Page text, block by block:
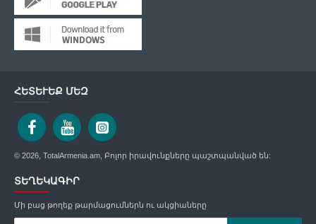
ՀԵՏԵՒԵՔ ՄԵԶ
© 2026, TotalArmenia.am, Բոլոր իրավունքները պաշտպանված են:
ՏԵՂԵԿԱԳԻՐ
Մի բաց թողեք թարմացումներն ու ակցիաները